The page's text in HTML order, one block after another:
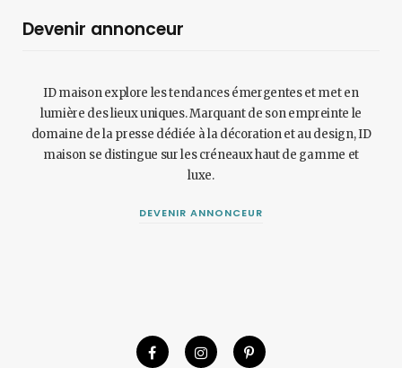
Devenir annonceur
ID maison explore les tendances émergentes et met en
lumière des lieux uniques. Marquant de son empreinte le
domaine de la presse dédiée à la décoration et au design, ID
maison se distingue sur les créneaux haut de gamme et
luxe.
DEVENIR ANNONCEUR